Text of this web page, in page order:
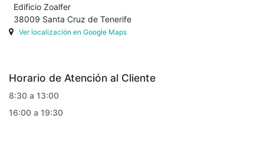
Edificio Zoalfer
38009 Santa Cruz de Tenerife
Ver localización en Google Maps
Horario de Atención al Cliente
8:30 a 13:00
16:00 a 19:30